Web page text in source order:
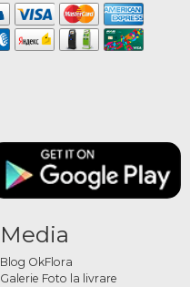
Media
Blog OkFlora
Galerie Foto la livrare